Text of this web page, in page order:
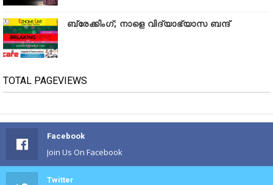
ബ്രേക്കിംഗ്; നാളെ വിദ്യാഭ്യാസ ബന്ദ്
TOTAL PAGEVIEWS
Facebook
Join Us On Facebook
Twitter